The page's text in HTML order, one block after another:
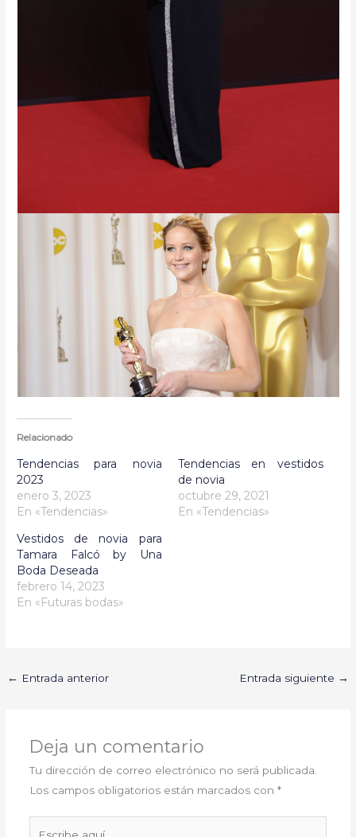
Relacionado
Tendencias para novia
2023
enero 3, 2023
En «Tendencias»
Tendencias en vestidos
de novia
octubre 29, 2021
En «Tendencias»
Vestidos de novia para
Tamara Falcó by Una
Boda Deseada
febrero 14, 2023
En «Futuras bodas»
← Entrada anterior Entrada siguiente →
Deja un comentario
Tu dirección de correo electrónico no será publicada.
Los campos obligatorios están marcados con *